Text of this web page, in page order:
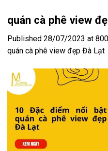
quán cà phê view
Published 28/07/2023 at
quán cà phê view đẹp Đà Lạt